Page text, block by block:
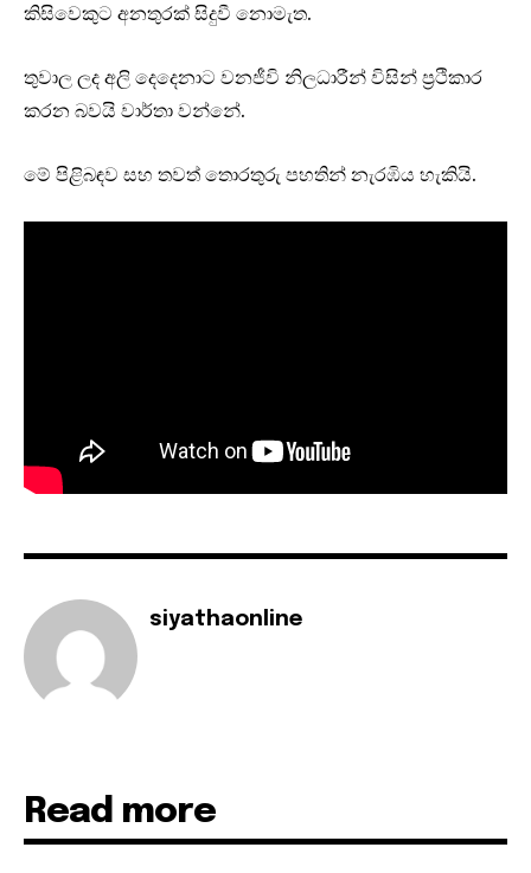
කිසිවෙකුට අනතුරක් සිදුවී නොමැත.
තුවාල ලද අලි දෙදෙනාට වනජීවි නිලධාරීන් විසින් ප්‍රථිකාර
කරන බවයි වාර්තා වන්නේ.
මේ පිළිබඳව සහ තවත් තොරතුරු පහතින් නැරඹිය හැකියි.
siyathaonline
Read more